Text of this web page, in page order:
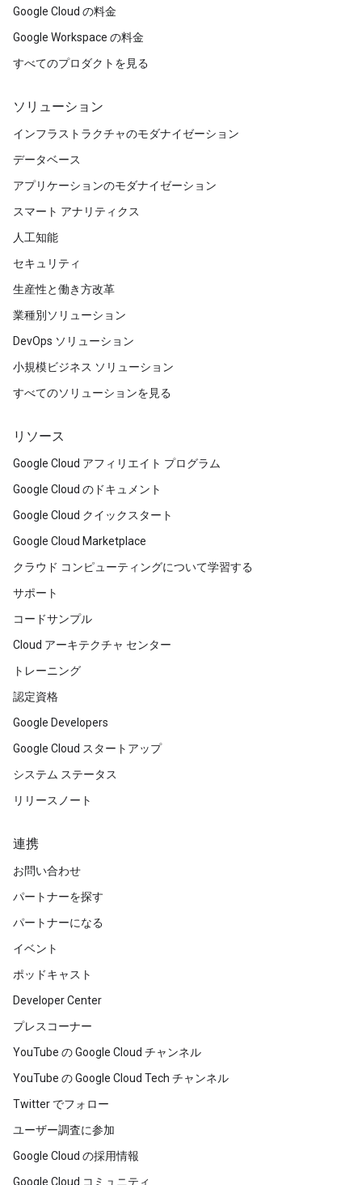
Google Cloud の料金
Google Workspace の料金
すべてのプロダクトを見る
ソリューション
インフラストラクチャのモダナイゼーション
データベース
アプリケーションのモダナイゼーション
スマート アナリティクス
人工知能
セキュリティ
生産性と働き方改革
業種別ソリューション
DevOps ソリューション
小規模ビジネス ソリューション
すべてのソリューションを見る
リソース
Google Cloud アフィリエイト プログラム
Google Cloud のドキュメント
Google Cloud クイックスタート
Google Cloud Marketplace
クラウド コンピューティングについて学習する
サポート
コードサンプル
Cloud アーキテクチャ センター
トレーニング
認定資格
Google Developers
Google Cloud スタートアップ
システム ステータス
リリースノート
連携
お問い合わせ
パートナーを探す
パートナーになる
イベント
ポッドキャスト
Developer Center
プレスコーナー
YouTube の Google Cloud チャンネル
YouTube の Google Cloud Tech チャンネル
Twitter でフォロー
ユーザー調査に参加
Google Cloud の採用情報
Google Cloud コミュニティ